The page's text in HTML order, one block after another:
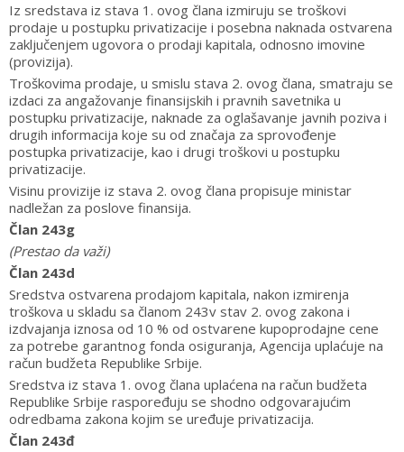
Iz sredstava iz stava 1. ovog člana izmiruju se troškovi
prodaje u postupku privatizacije i posebna naknada ostvarena
zaključenjem ugovora o prodaji kapitala, odnosno imovine
(provizija).
Troškovima prodaje, u smislu stava 2. ovog člana, smatraju se
izdaci za angažovanje finansijskih i pravnih savetnika u
postupku privatizacije, naknade za oglašavanje javnih poziva i
drugih informacija koje su od značaja za sprovođenje
postupka privatizacije, kao i drugi troškovi u postupku
privatizacije.
Visinu provizije iz stava 2. ovog člana propisuje ministar
nadležan za poslove finansija.
Član 243g
(Prestao da važi)
Član 243d
Sredstva ostvarena prodajom kapitala, nakon izmirenja
troškova u skladu sa članom 243v stav 2. ovog zakona i
izdvajanja iznosa od 10 % od ostvarene kupoprodajne cene
za potrebe garantnog fonda osiguranja, Agencija uplaćuje na
račun budžeta Republike Srbije.
Sredstva iz stava 1. ovog člana uplaćena na račun budžeta
Republike Srbije raspoređuju se shodno odgovarajućim
odredbama zakona kojim se uređuje privatizacija.
Član 243đ